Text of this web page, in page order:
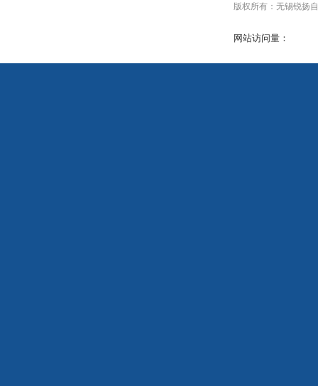
版权所有：无锡锐扬
网站访问量：